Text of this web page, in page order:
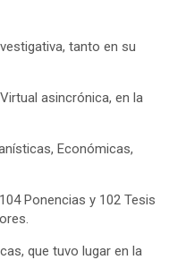
tanto en su
asincrónica, en la
Económicas,
Ponencias y 102 Tesis
que tuvo lugar en la